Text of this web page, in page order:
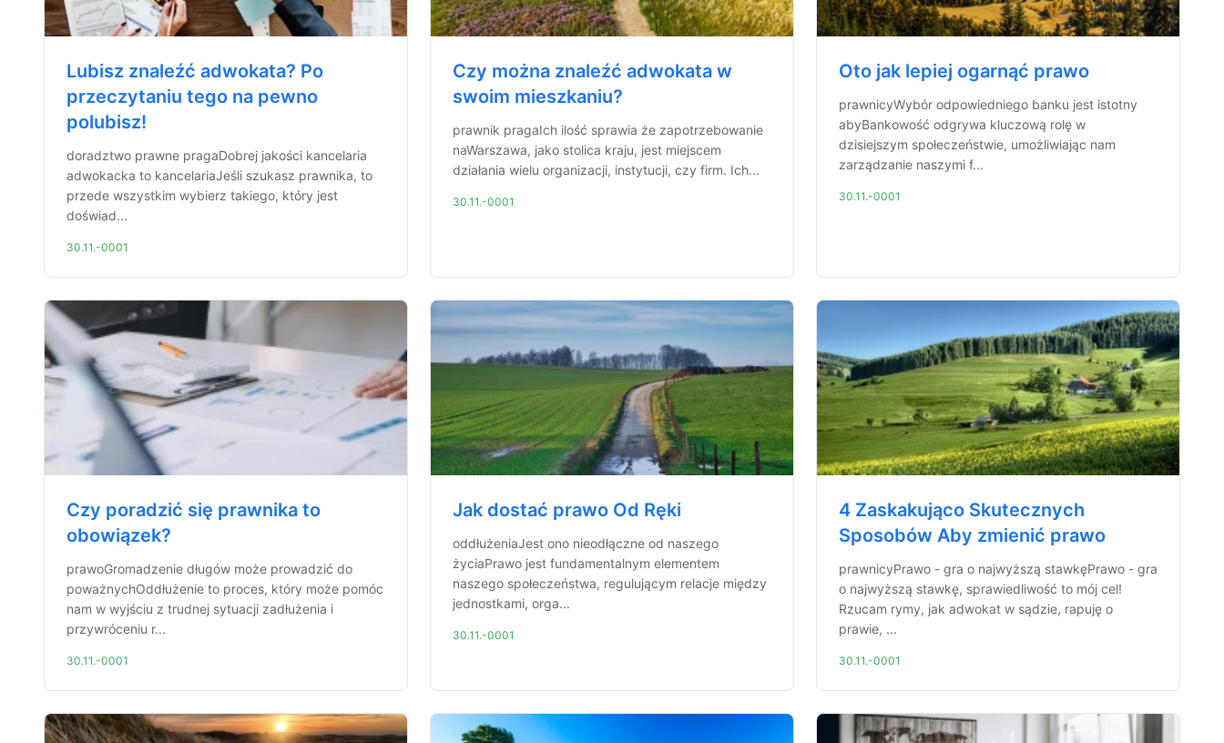
Lubisz znaleźć adwokata? Po
przeczytaniu tego na pewno
polubisz!
doradztwo prawne pragaDobrej jakości kancelaria
adwokacka to kancelariaJeśli szukasz prawnika, to
przede wszystkim wybierz takiego, który jest
doświad...
30.11.-0001
Czy można znaleźć adwokata w
swoim mieszkaniu?
prawnik pragaIch ilość sprawia że zapotrzebowanie
naWarszawa, jako stolica kraju, jest miejscem
działania wielu organizacji, instytucji, czy firm. Ich...
30.11.-0001
Oto jak lepiej ogarnąć prawo
prawnicyWybór odpowiedniego banku jest istotny
abyBankowość odgrywa kluczową rolę w
dzisiejszym społeczeństwie, umożliwiając nam
zarządzanie naszymi f...
30.11.-0001
Czy poradzić się prawnika to
obowiązek?
prawoGromadzenie długów może prowadzić do
poważnychOddłużenie to proces, który może pomóc
nam w wyjściu z trudnej sytuacji zadłużenia i
przywróceniu r...
30.11.-0001
Jak dostać prawo Od Ręki
oddłużeniaJest ono nieodłączne od naszego
życiaPrawo jest fundamentalnym elementem
naszego społeczeństwa, regulującym relacje między
jednostkami, orga...
30.11.-0001
4 Zaskakująco Skutecznych
Sposobów Aby zmienić prawo
prawnicyPrawo - gra o najwyższą stawkęPrawo - gra
o najwyższą stawkę, sprawiedliwość to mój cel!
Rzucam rymy, jak adwokat w sądzie, rapuję o
prawie, ...
30.11.-0001